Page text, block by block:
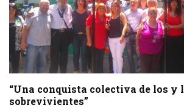
“Una conquista colectiva de los y
sobrevivientes”